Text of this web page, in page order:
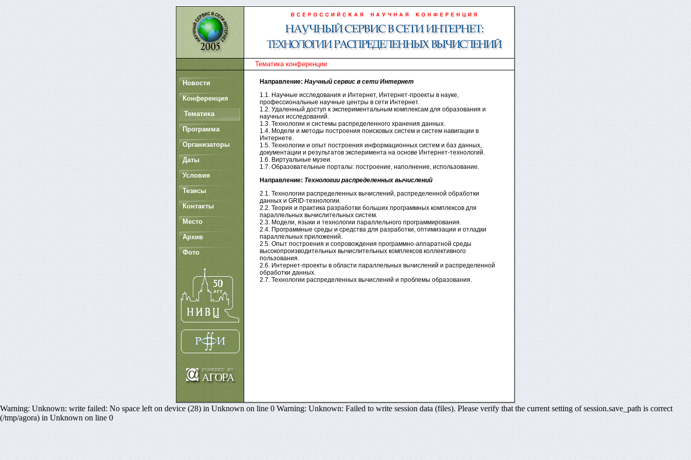
Новости
Конференция
Тематика
Программа
Организаторы
Даты
Условия
Тезисы
Контакты
Место
Архив
Фото
Тематика конференции
Направление: Научный сервис в сети Интернет
1.1. Научные исследования и Интернет, Интернет-проекты в науке,
профессиональные научные центры в сети Интернет.
1.2. Удаленный доступ к экспериментальным комплексам для образования и
научных исследований.
1.3. Технологии и системы распределенного хранения данных.
1.4. Модели и методы построения поисковых систем и систем навигации в
Интернете.
1.5. Технологии и опыт построения информационных систем и баз данных,
документации и результатов эксперимента на основе Интернет-технологий.
1.6. Виртуальные музеи.
1.7. Образовательные порталы: построение, наполнение, использование.
Направление: Технологии распределенных вычислений
2.1. Технологии распределенных вычислений, распределенной обработки
данных и GRID-технологии.
2.2. Теория и практика разработки больших программных комплексов для
параллельных вычислительных систем.
2.3. Модели, языки и технологии параллельного программирования.
2.4. Программные среды и средства для разработки, оптимизации и отладки
параллельных приложений.
2.5. Опыт построения и сопровождения программно-аппаратной среды
высокопроизводительных вычислительных комплексов коллективного
пользования.
2.6. Интернет-проекты в области параллельных вычислений и распределенной
обработки данных.
2.7. Технологии распределенных вычислений и проблемы образования.
Warning: Unknown: write failed: No space left on device (28) in Unknown on line 0 Warning: Unknown: Failed to write session data (files). Please verify that the current setting of session.save_path is correct
(/tmp/agora) in Unknown on line 0